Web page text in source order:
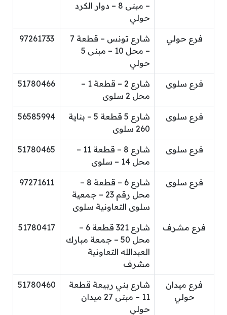
– مبنى 8 – دوار الكرد
حولي
فرع حولي
شارع تونس – قطعة 7
– محل 10 – مبنى 5
حولي
97261733
فرع سلوى
شارع 2 – قطعة 1 –
محل 2 سلوى
51780466
فرع سلوى
شارع 5 قطعة 5 – بناية
260 سلوى
56585994
فرع سلوى
شارع 8 – قطعة 11 –
محل 14 – سلوى
51780465
فرع سلوى
شارع 6 – قطعة 8 –
محل رقم 23 – جمعية
سلوى التعاونية سلوى
97271611
فرع مشرف
شارع 321 قطعة 6 –
محل 50 – جمعة مبارك
العبدالله التعاونية
مشرف
51780417
فرع ميدان
حولي
شارع بني ربيعة قطعة
11 – مبنى 27 ميدان
حولي
51780460